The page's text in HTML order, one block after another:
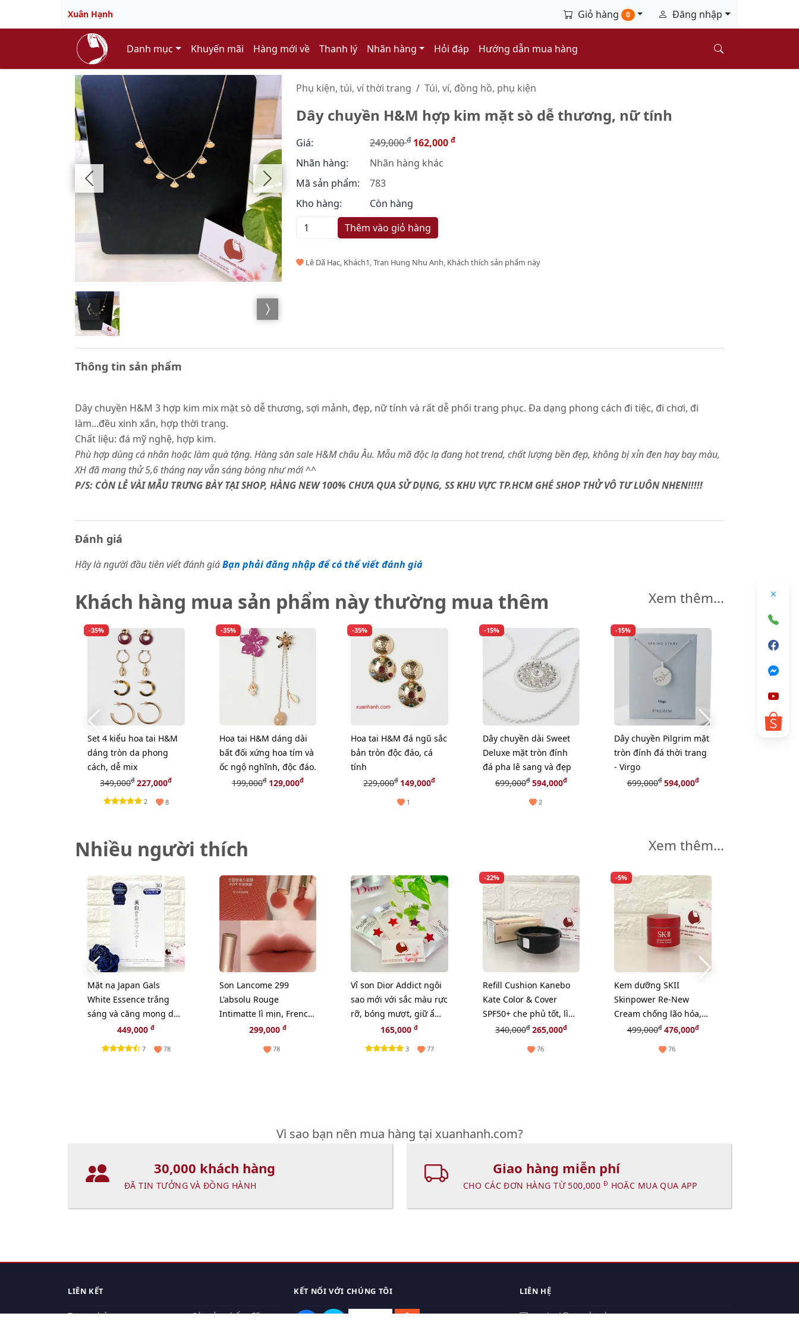
Xuân Hạnh Giỏ hàng 0 Đăng nhập
Danh mục Khuyến mãi Hàng mới về Thanh lý Nhãn hàng Hỏi đáp Hướng dẫn mua hàng
Phụ kiện, túi, ví thời trang Túi, ví, đồng hồ, phụ kiện
Dây chuyền H&M hợp kim mặt sò dễ thương, nữ tính
Giá: 249,000đ 162,000 đ
Nhãn hàng:
Nhãn hàng khác
Mã sản phẩm:
783
Kho hàng:
Còn hàng
Thêm vào giỏ hàng
Lê Dã Hạc, Khách1, Tran Hung Nhu Anh, Khách thích sản phẩm này
Thông tin sản phẩm
Dây chuyền H&M 3 hợp kim mix mặt sò dễ thương, sợi mảnh, đẹp, nữ tính và rất dễ phối trang phục. Đa dạng phong cách đi tiệc, đi chơi, đi
làm...đều xinh xắn, hợp thời trang.
Chất liệu: đá mỹ nghệ, hợp kim.
Phù hợp dùng cá nhân hoặc làm quà tặng. Hàng săn sale H&M châu Âu. Mẫu mã độc lạ đang hot trend, chất lượng bền đẹp, không bị xỉn đen hay bay màu,
XH đã mang thử 5,6 tháng nay vẫn sáng bóng như mới ^^
P/S: CÒN LẺ VÀI MẪU TRƯNG BÀY TẠI SHOP, HÀNG NEW 100% CHƯA QUA SỬ DỤNG, SS KHU VỰC TP.HCM GHÉ SHOP THỬ VÔ TƯ LUÔN NHEN!!!!!
Đánh giá
Hãy là người đầu tiên viết đánh giáBạn phải đăng nhập để có thể viết đánh giá
Khách hàng mua sản phẩm này thường mua thêm Xem thêm...
-35%
Set 4 kiểu hoa tai H&M
dáng tròn da phong
cách, dễ mix
349,000đ227,000đ
2 8
-35%
Hoa tai H&M dáng dài
bất đối xứng hoa tím và
ốc ngộ nghĩnh, độc đáo.
199,000đ129,000đ
-35%
Hoa tai H&M đá ngũ sắc
bản tròn độc đáo, cá
tính
229,000đ149,000đ
1
-15%
Dây chuyền dài Sweet
Deluxe mặt tròn đính
đá pha lê sang và đẹp
699,000đ 594,000đ
2
-15%
Dây chuyền Pilgrim mặt
tròn đính đá thời trang
- Virgo
699,000đ594,000đ
Nhiều người thích Xem thêm...
Mặt nạ Japan Gals
White Essence trắng
sáng và căng mọng da -
449,000đ
7 78
Son Lancome 299
L'absolu Rouge
Intimatte lì mịn, French
Cashmere cam đỏ gạch
299,000 đ
78
Vỉ son Dior Addict ngôi
sao mới với sắc màu rực
rỡ, bóng mượt, giữ ẩm
165,000đ
3 77
-22%
Refill Cushion Kanebo
Kate Color & Cover
SPF50+ che phủ tốt, lì
mịn, #05 sáng tự nhiên.
340,000đ 265,000đ
76
-5%
Kem dưỡng SKII
Skinpower Re-New
Cream chống lão hóa,
phục hồi nuôi dưỡng
499,000đ476,000đ
76
Vì sao bạn nên mua hàng tại xuanhanh.com?
30,000 khách hàng
ĐÃ TIN TƯỞNG VÀ ĐỒNG HÀNH
Giao hàng miễn phí
CHO CÁC ĐƠN HÀNG TỪ 500,000 Đ HOẶC MUA QUA APP
LIÊN KẾT
Trang chủ
Các sản phẩm đã
KẾT NỐI VỚI CHÚNG TÔI LIÊN HỆ
contact@xuanhanh.vn